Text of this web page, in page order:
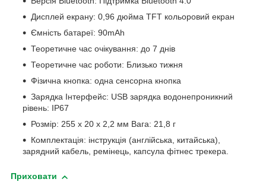
Дисплей екрану: 0,96 дюйма TFT кольоровий екран
Ємність батареї: 90mAh
Теоретичне час очікування: до 7 днів
Теоретичне час роботи: Близько тижня
Фізична кнопка: одна сенсорна кнопка
Зарядка Інтерфейс: USB зарядка водонепроникний
рівень: IP67
Розмір: 255 х 20 х 2,2 мм Вага: 21,8 г
Комплектація: інструкція (англійська, китайська),
зарядний кабель, ремінець, капсула фітнес трекера.
Приховати